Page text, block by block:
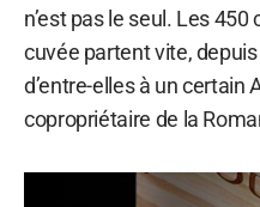
n’est pas le seul. Les
cuvée partent vite,
d’entre-elles à un certain
copropriétaire de la